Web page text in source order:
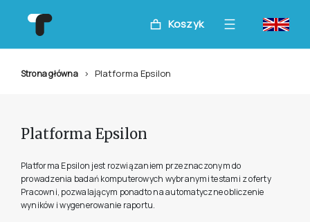
Koszyk
Strona główna Platforma Epsilon
Platforma Epsilon
Platforma Epsilon jest rozwiązaniem przeznaczonym do
prowadzenia badań komputerowych wybranymi testami z oferty
Pracowni, pozwalającym ponadto na automatyczne obliczenie
wyników i wygenerowanie raportu.